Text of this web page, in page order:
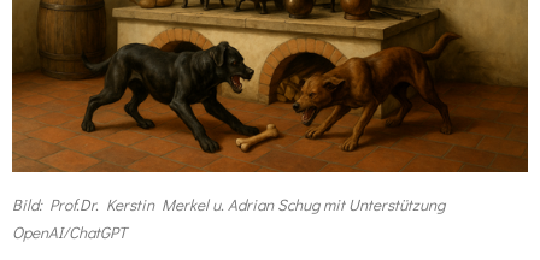
Bild: Prof.Dr. Kerstin Merkel u. Adrian Schug mit Unterstützung
OpenAI/ChatGPT